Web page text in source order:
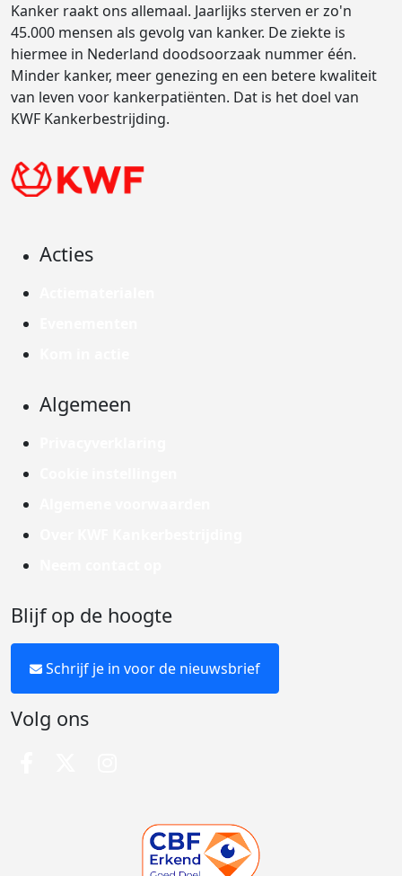
Kanker raakt ons allemaal. Jaarlijks sterven er zo'n
45.000 mensen als gevolg van kanker. De ziekte is
hiermee in Nederland doodsoorzaak nummer één.
Minder kanker, meer genezing en een betere kwaliteit
van leven voor kankerpatiënten. Dat is het doel van
KWF Kankerbestrijding.
Acties
Algemeen
Blijf op de hoogte
Schrijf je in voor de nieuwsbrief
Volg ons